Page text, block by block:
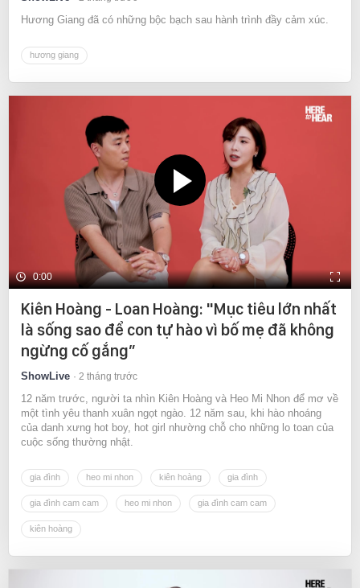
Hương Giang đã có những bộc bạch sau hành trình đầy cảm xúc.
hương giang
0:00
Kiên Hoàng - Loan Hoàng: "Mục tiêu lớn nhất
là sống sao để con tự hào vì bố mẹ đã không
ngừng cố gắng”
ShowLive 2 tháng trước
12 năm trước, người ta nhìn Kiên Hoàng và Heo Mi Nhon để mơ về
một tình yêu thanh xuân ngọt ngào. 12 năm sau, khi hào nhoáng
của danh xưng hot boy, hot girl nhường chỗ cho những lo toan của
cuộc sống thường nhật.
gia đình heo mi nhon kiên hoàng gia đình
gia đình cam cam heo mi nhon gia đình cam cam
kiên hoàng